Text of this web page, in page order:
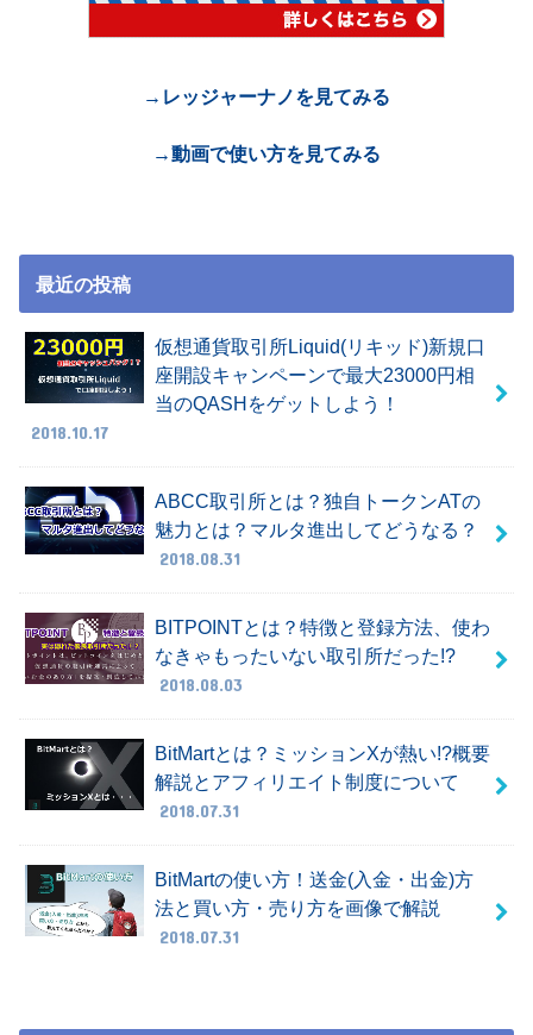
→レッジャーナノを見てみる
→動画で使い方を見てみる
最近の投稿
仮想通貨取引所Liquid(リキッド)新規口
座開設キャンペーンで最大23000円相
当のQASHをゲットしよう！
2018.10.17
ABCC取引所とは？独自トークンATの
魅力とは？マルタ進出してどうなる？
2018.08.31
BITPOINTとは？特徴と登録方法、使わ
なきゃもったいない取引所だった!?
2018.08.03
BitMartとは？ミッションXが熱い!?概要
解説とアフィリエイト制度について
2018.07.31
BitMartの使い方！送金(入金・出金)方
法と買い方・売り方を画像で解説
2018.07.31